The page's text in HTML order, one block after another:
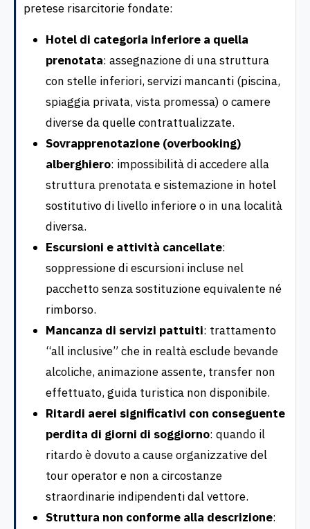
pretese risarcitorie fondate:
Hotel di categoria inferiore a quella
prenotata: assegnazione di una struttura
con stelle inferiori, servizi mancanti (piscina,
spiaggia privata, vista promessa) o camere
diverse da quelle contrattualizzate.
Sovrapprenotazione (overbooking)
alberghiero: impossibilità di accedere alla
struttura prenotata e sistemazione in hotel
sostitutivo di livello inferiore o in una località
diversa.
Escursioni e attività cancellate:
soppressione di escursioni incluse nel
pacchetto senza sostituzione equivalente né
rimborso.
Mancanza di servizi pattuiti: trattamento
“all inclusive” che in realtà esclude bevande
alcoliche, animazione assente, transfer non
effettuato, guida turistica non disponibile.
Ritardi aerei significativi con conseguente
perdita di giorni di soggiorno: quando il
ritardo è dovuto a cause organizzative del
tour operator e non a circostanze
straordinarie indipendenti dal vettore.
Struttura non conforme alla descrizione: